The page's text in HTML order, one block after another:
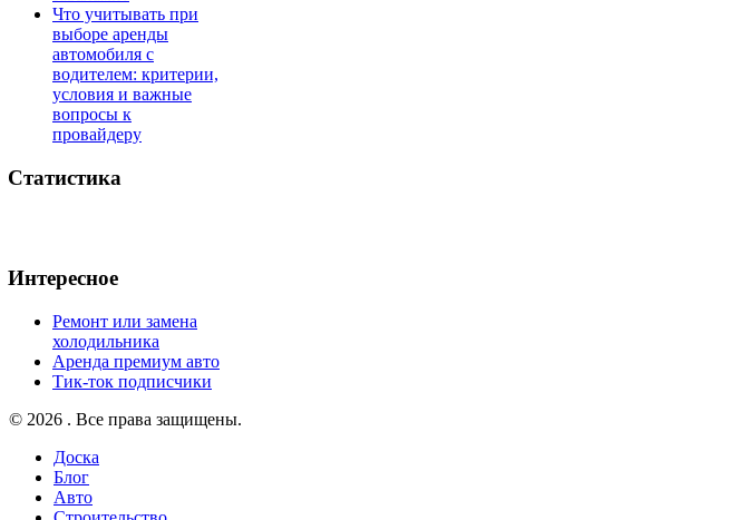
Что учитывать при
выборе аренды
автомобиля с
водителем: критерии,
условия и важные
вопросы к
провайдеру
Статистика
Интересное
Ремонт или замена
холодильника
Аренда премиум авто
Тик-ток подписчики
© 2026 . Все права защищены.
Доска
Блог
Авто